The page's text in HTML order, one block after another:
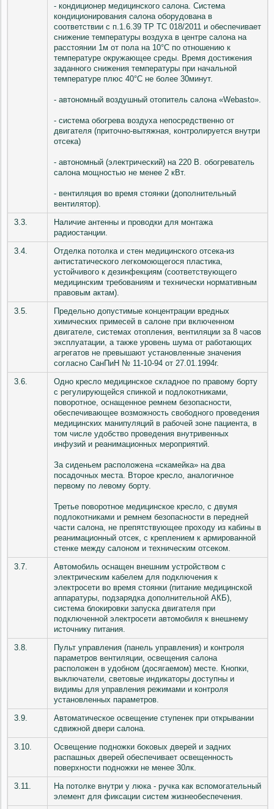
- кондиционер медицинского салона. Система
кондиционирования салона оборудована в
соответствии с п.1.6.39 ТР ТС 018/2011 и обеспечивает
снижение температуры воздуха в центре салона на
расстоянии 1м от пола на 10°С по отношению к
температуре окружающее среды. Время достижения
заданного снижения температуры при начальной
температуре плюс 40°С не более 30минут.
- автономный воздушный отопитель салона «Webasto».
- система обогрева воздуха непосредственно от
двигателя (приточно-вытяжная, контролируется внутри
отсека)
- автономный (электрический) на 220 В. обогреватель
салона мощностью не менее 2 кВт.
- вентиляция во время стоянки (дополнительный
вентилятор).
3.3.
Наличие антенны и проводки для монтажа
радиостанции.
3.4.
Отделка потолка и стен медицинского отсека-из
антистатического легкомоющегося пластика,
устойчивого к дезинфекциям (соответствующего
медицинским требованиям и технически нормативным
правовым актам).
3.5.
Предельно допустимые концентрации вредных
химических примесей в салоне при включенном
двигателе, системах отопления, вентиляции за 8 часов
эксплуатации, а также уровень шума от работающих
агрегатов не превышают установленные значения
согласно СанПиН № 11-10-94 от 27.01.1994г.
3.6.
Одно кресло медицинское складное по правому борту
с регулирующейся спинкой и подлокотниками,
поворотное, оснащенное ремнем безопасности,
обеспечивающее возможность свободного проведения
медицинских манипуляций в рабочей зоне пациента, в
том числе удобство проведения внутривенных
инфузий и реанимационных мероприятий.
За сиденьем расположена «скамейка» на два
посадочных места. Второе кресло, аналогичное
первому по левому борту.
Третье поворотное медицинское кресло, с двумя
подлокотниками и ремнем безопасности в передней
части салона, не препятствующее проходу из кабины в
реанимационный отсек, с креплением к армированной
стенке между салоном и техническим отсеком.
3.7.
Автомобиль оснащен внешним устройством с
электрическим кабелем для подключения к
электросети во время стоянки (питание медицинской
аппаратуры, подзарядка дополнительной АКБ),
система блокировки запуска двигателя при
подключенной электросети автомобиля к внешнему
источнику питания.
3.8.
Пульт управления (панель управления) и контроля
параметров вентиляции, освещения салона
расположен в удобном (досягаемом) месте. Кнопки,
выключатели, световые индикаторы доступны и
видимы для управления режимами и контроля
установленных параметров.
3.9.
Автоматическое освещение ступенек при открывании
сдвижной двери салона.
3.10.
Освещение подножки боковых дверей и задних
распашных дверей обеспечивает освещенность
поверхности подножки не менее 30лк.
3.11.
На потолке внутри у люка - ручка как вспомогательный
элемент для фиксации систем жизнеобеспечения.